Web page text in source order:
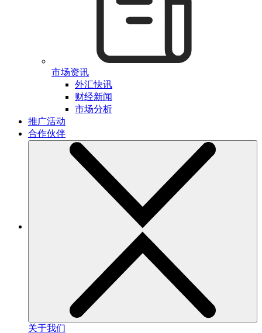
市场资讯
外汇快讯
财经新闻
市场分析
推广活动
合作伙伴
关于我们